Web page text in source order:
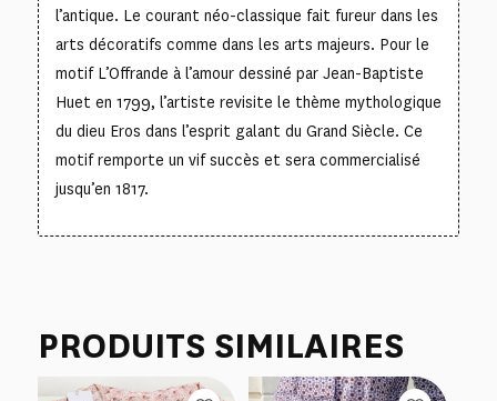
l’antique. Le courant néo-classique fait fureur dans les
arts décoratifs comme dans les arts majeurs. Pour le
motif L’Offrande à l’amour dessiné par Jean-Baptiste
Huet en 1799, l’artiste revisite le thème mythologique
du dieu Eros dans l’esprit galant du Grand Siècle. Ce
motif remporte un vif succès et sera commercialisé
jusqu’en 1817.
PRODUITS SIMILAIRES